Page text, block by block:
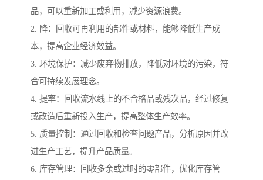
品，可以重新加工或利用，减少资源浪费。
2. 降：回收可再利用的部件或材料，能够降低生产成
本，提高企业经济效益。
3. 环境保护：减少废弃物排放，降低对环境的污染，符
合可持续发展理念。
4. 提率：回收流水线上的不合格品或残次品，经过修复
或改造后重新投入生产，提高整体生产效率。
5. 质量控制：通过回收和检查问题产品，分析原因并改
进生产工艺，提升产品质量。
6. 库存管理：回收多余或过时的零部件，优化库存管